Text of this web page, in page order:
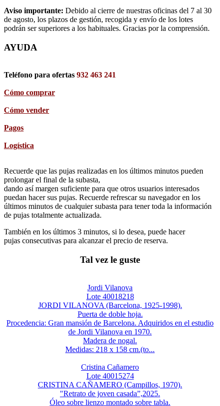
Aviso importante: Debido al cierre de nuestras oficinas del 7 al 30
de agosto, los plazos de gestión, recogida y envío de los lotes
podrán ser superiores a los habituales. Gracias por la comprensión.
AYUDA
Teléfono para ofertas 932 463 241
Cómo comprar
Cómo vender
Pagos
Logística
Recuerde que las pujas realizadas en los últimos minutos pueden
prolongar el final de la subasta,
dando así margen suficiente para que otros usuarios interesados
puedan hacer sus pujas. Recuerde refrescar su navegador en los
últimos minutos de cualquier subasta para tener toda la información
de pujas totalmente actualizada.
También en los últimos 3 minutos, si lo desea, puede hacer
pujas consecutivas para alcanzar el precio de reserva.
Tal vez le guste
Jordi Vilanova
Lote 40018218
JORDI VILANOVA (Barcelona, 1925-1998).
Puerta de doble hoja.
Procedencia: Gran mansión de Barcelona. Adquiridos en el estudio
de Jordi Vilanova en 1970.
Madera de nogal.
Medidas: 218 x 158 cm.(to...
Cristina Cañamero
Lote 40015274
CRISTINA CAÑAMERO (Campillos, 1970).
"Retrato de joven casada”,2025.
Óleo sobre lienzo montado sobre tabla.